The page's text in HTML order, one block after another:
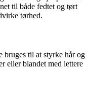
til både fedtet og tørt
tørhed.
bruges til at styrke hår og
eller blandet med lettere